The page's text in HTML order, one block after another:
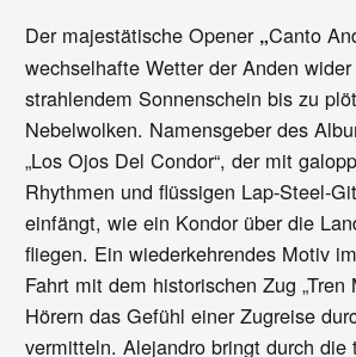
Der majestätische Opener „Canto
wechselhafte Wetter der Anden
strahlendem Sonnenschein bis zu
Nebelwolken. Namensgeber des
„Los Ojos Del Condor“, der mit
Rhythmen und flüssigen Lap-Steel-
einfängt, wie ein Kondor über die
fliegen. Ein wiederkehrendes Motiv
Fahrt mit dem historischen Zug „Tren
Hörern das Gefühl einer Zugreise
vermitteln. Alejandro bringt durch die